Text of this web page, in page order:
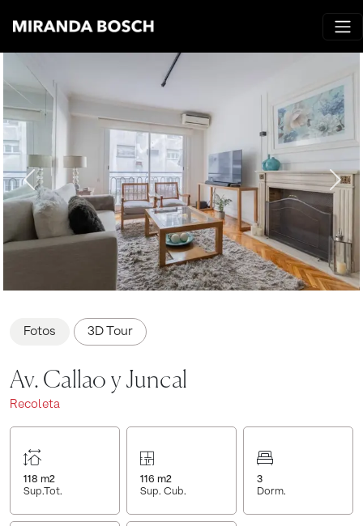
Fotos 3D Tour
Av. Callao y Juncal
Recoleta
118 m2
Sup.Tot.
116 m2
Sup. Cub.
3
Dorm.